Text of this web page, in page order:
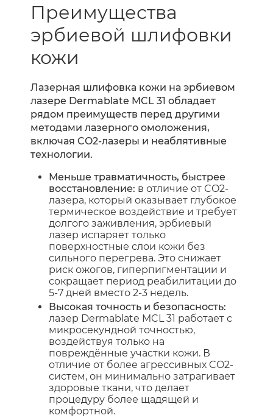
Преимущества
эрбиевой шлифовки
кожи
Лазерная шлифовка кожи на эрбиевом
лазере Dermablate MCL 31 обладает
рядом преимуществ перед другими
методами лазерного омоложения,
включая CO2-лазеры и неаблятивные
технологии.
Меньше травматичность, быстрее
восстановление: в отличие от CO2-
лазера, который оказывает глубокое
термическое воздействие и требует
долгого заживления, эрбиевый
лазер испаряет только
поверхностные слои кожи без
сильного перегрева. Это снижает
риск ожогов, гиперпигментации и
сокращает период реабилитации до
5-7 дней вместо 2-3 недель.
Высокая точность и безопасность:
лазер Dermablate MCL 31 работает с
микросекундной точностью,
воздействуя только на
повреждённые участки кожи. В
отличие от более агрессивных CO2-
систем, он минимально затрагивает
здоровые ткани, что делает
процедуру более щадящей и
комфортной.